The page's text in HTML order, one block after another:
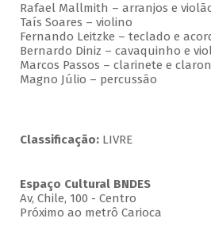
Rafael Mallmith – arranjos e
Taís Soares – violino
Fernando Leitzke – teclado e
Bernardo Diniz – cavaquinho e
Marcos Passos – clarinete e
Magno Júlio – percussão
Classificação: LIVRE
Espaço Cultural BNDES
Av, Chile, 100 - Centro
Próximo ao metrô Carioca